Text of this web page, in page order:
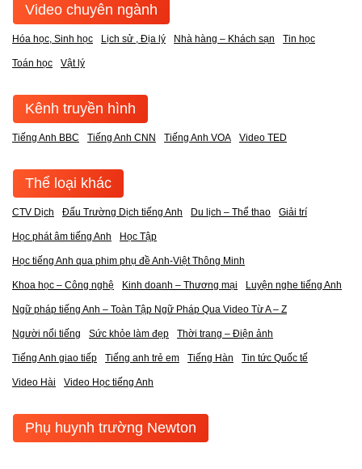
Video chuyên ngành
Hóa học, Sinh học Lịch sử , Địa lý Nhà hàng – Khách sạn Tin học
Toán học Vật lý
Kênh truyền hình
Tiếng Anh BBC Tiếng Anh CNN Tiếng Anh VOA Video TED
Thể loại khác
CTV Dịch Đấu Trường Dịch tiếng Anh Du lịch – Thể thao Giải trí
Học phát âm tiếng Anh Học Tập
Học tiếng Anh qua phim phụ đề Anh-Việt Thông Minh
Khoa học – Công nghệ Kinh doanh – Thương mại Luyện nghe tiếng Anh
Ngữ pháp tiếng Anh – Toàn Tập Ngữ Pháp Qua Video Từ A – Z
Người nổi tiếng Sức khỏe làm đẹp Thời trang – Điện ảnh
Tiếng Anh giao tiếp Tiếng anh trẻ em Tiếng Hàn Tin tức Quốc tế
Video Hài Video Học tiếng Anh
Phụ huynh trường Newton